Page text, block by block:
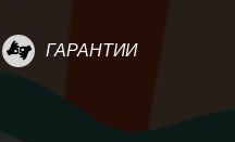
ГАРАНТИИ